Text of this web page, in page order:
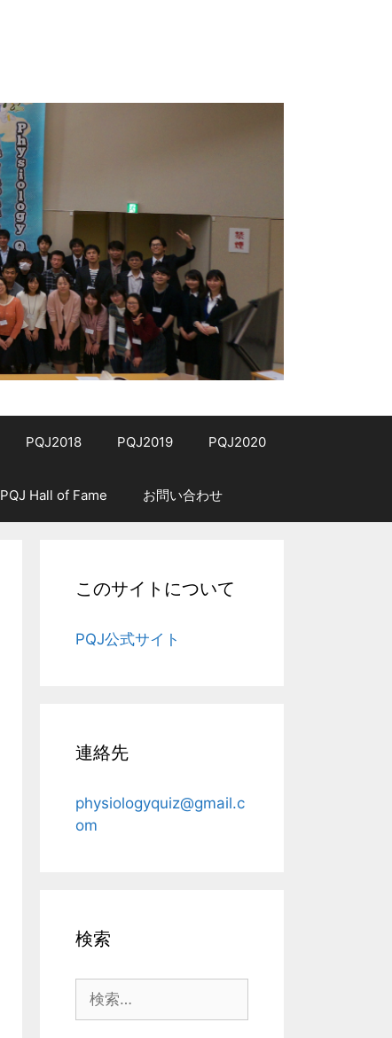
PQJ2018 PQJ2019 PQJ2020
PQJ Hall of Fame お問い合わせ
このサイトについて
PQJ公式サイト
連絡先
physiologyquiz@gmail.c
om
検索
索: